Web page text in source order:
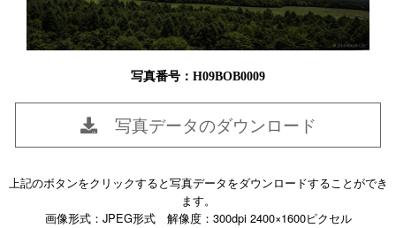
写真番号：H09BOB0009
写真データのダウンロード
上記のボタンをクリックすると写真データをダウンロードすることができ
ます。
画像形式：JPEG形式 解像度：300dpi 2400×1600ピクセル